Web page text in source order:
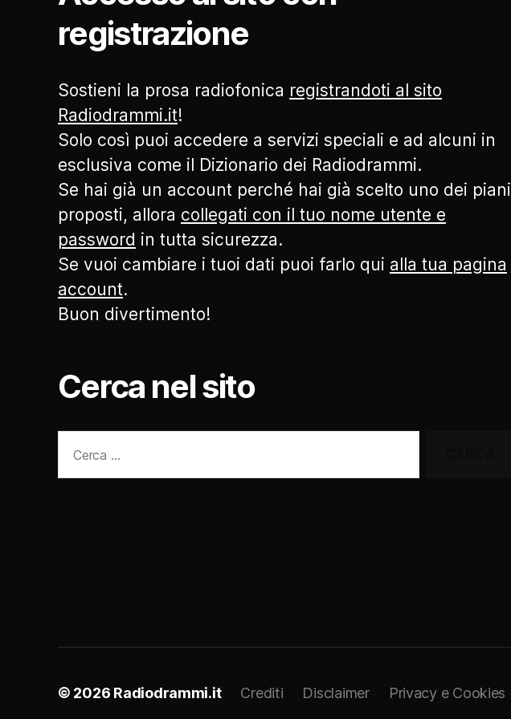
registrazione
Sostieni la prosa radiofonica registrandoti al sito
Radiodrammi.it!
Solo così puoi accedere a servizi speciali e ad alcuni in
esclusiva come il Dizionario dei Radiodrammi.
Se hai già un account perché hai già scelto uno dei piani
proposti, allora collegati con il tuo nome utente e
password in tutta sicurezza.
Se vuoi cambiare i tuoi dati puoi farlo qui alla tua pagina
account.
Buon divertimento!
Cerca nel sito
© 2026 Radiodrammi.it Crediti Disclaimer Privacy e Cookies